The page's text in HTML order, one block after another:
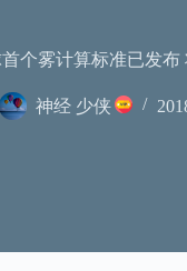
个雾计算标准已发
神经 少侠